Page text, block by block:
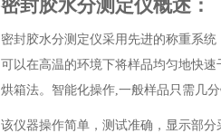
密封胶水分测定仪概述：
密封胶水分测定仪采用先进的称重系
可以在高温的环境下将样品均匀地快
烘箱法。智能化操作,一般样品只需几分
该仪器操作简单，测试准确，显示部